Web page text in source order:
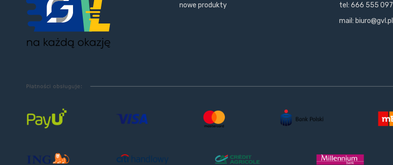
nowe produkty
tel: 666 555 097
mail: biuro@gvl.pl